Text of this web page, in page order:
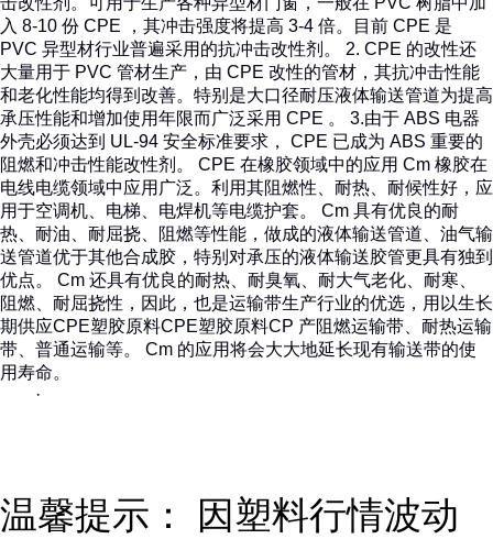
入 8-10 份 CPE ，其冲击强度将提高 3-4 倍。目前 CPE 是
PVC 异型材行业普遍采用的抗冲击改性剂。 2. CPE 的改性还
大量用于 PVC 管材生产，由 CPE 改性的管材，其抗冲击性能
和老化性能均得到改善。特别是大口径耐压液体输送管道为提高
承压性能和增加使用年限而广泛采用 CPE 。 3.由于 ABS 电器
外壳必须达到 UL-94 安全标准要求， CPE 已成为 ABS 重要的
阻燃和冲击性能改性剂。 CPE 在橡胶领域中的应用 Cm 橡胶在
电线电缆领域中应用广泛。利用其阻燃性、耐热、耐候性好，应
用于空调机、电梯、电焊机等电缆护套。 Cm 具有优良的耐
热、耐油、耐屈挠、阻燃等性能，做成的液体输送管道、油气输
送管道优于其他合成胶，特别对承压的液体输送胶管更具有独到
优点。 Cm 还具有优良的耐热、耐臭氧、耐大气老化、耐寒、
阻燃、耐屈挠性，因此，也是运输带生产行业的优选，用以生长
期供应CPE塑胶原料CPE塑胶原料CP 产阻燃运输带、耐热运输
带、普通运输等。 Cm 的应用将会大大地延长现有输送带的使
用寿命。
·
温馨提示： 因塑料行情波动